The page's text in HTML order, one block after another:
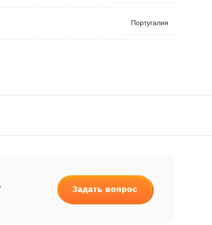
Португалия
Задать вопрос